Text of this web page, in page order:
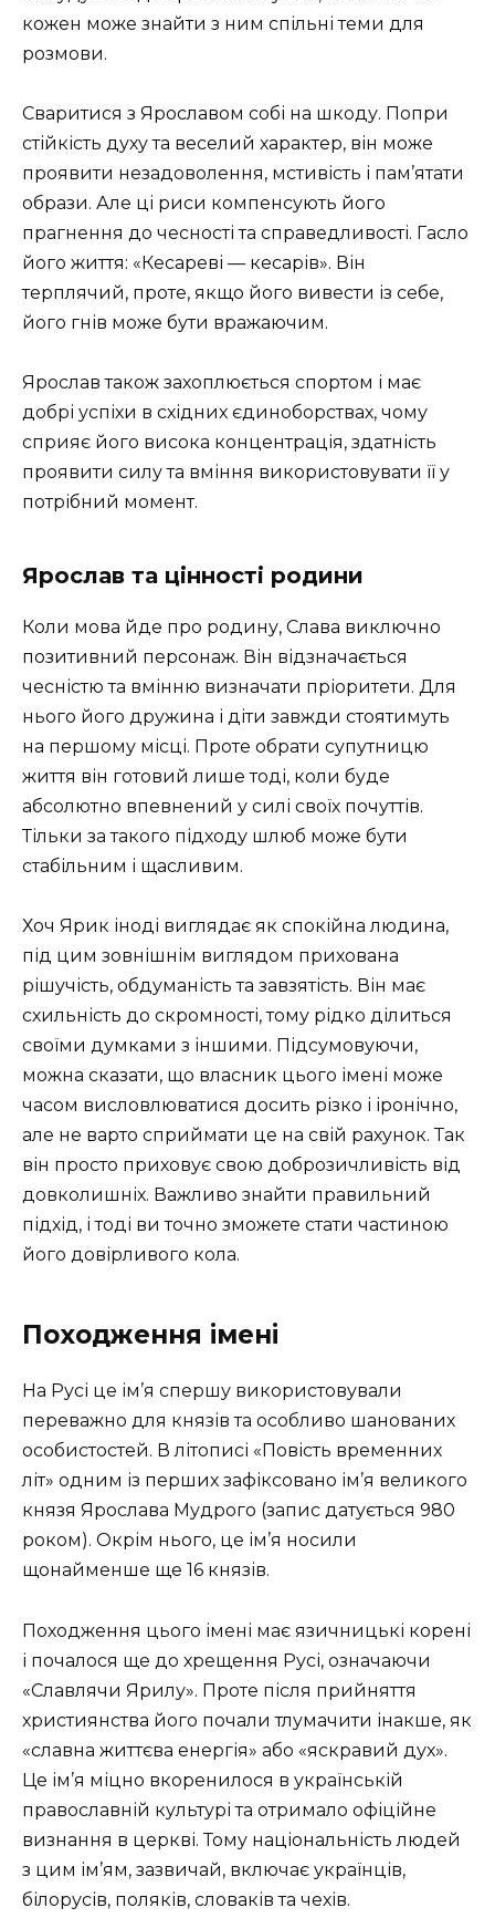
кожен може знайти з ним спільні теми для
розмови.
Сваритися з Ярославом собі на шкоду. Попри
стійкість духу та веселий характер, він може
проявити незадоволення, мстивість і пам’ятати
образи. Але ці риси компенсують його
прагнення до чесності та справедливості. Гасло
його життя: «Кесареві — кесарів». Він
терплячий, проте, якщо його вивести із себе,
його гнів може бути вражаючим.
Ярослав також захоплюється спортом і має
добрі успіхи в східних єдиноборствах, чому
сприяє його висока концентрація, здатність
проявити силу та вміння використовувати її у
потрібний момент.
Ярослав та цінності родини
Коли мова йде про родину, Слава виключно
позитивний персонаж. Він відзначається
чесністю та вмінню визначати пріоритети. Для
нього його дружина і діти завжди стоятимуть
на першому місці. Проте обрати супутницю
життя він готовий лише тоді, коли буде
абсолютно впевнений у силі своїх почуттів.
Тільки за такого підходу шлюб може бути
стабільним і щасливим.
Хоч Ярик іноді виглядає як спокійна людина,
під цим зовнішнім виглядом прихована
рішучість, обдуманість та завзятість. Він має
схильність до скромності, тому рідко ділиться
своїми думками з іншими. Підсумовуючи,
можна сказати, що власник цього імені може
часом висловлюватися досить різко і іронічно,
але не варто сприймати це на свій рахунок. Так
він просто приховує свою доброзичливість від
довколишніх. Важливо знайти правильний
підхід, і тоді ви точно зможете стати частиною
його довірливого кола.
Походження імені
На Русі це ім’я спершу використовували
переважно для князів та особливо шанованих
особистостей. В літописі «Повість временних
літ» одним із перших зафіксовано ім’я великого
князя Ярослава Мудрого (запис датується 980
роком). Окрім нього, це ім’я носили
щонайменше ще 16 князів.
Походження цього імені має язичницькі корені
і почалося ще до хрещення Русі, означаючи
«Славлячи Ярилу». Проте після прийняття
християнства його почали тлумачити інакше, як
«славна життєва енергія» або «яскравий дух».
Це ім’я міцно вкоренилося в українській
православній культурі та отримало офіційне
визнання в церкві. Тому національність людей
з цим ім’ям, зазвичай, включає українців,
білорусів, поляків, словаків та чехів.